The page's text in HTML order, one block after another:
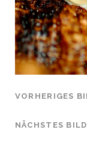
VORHERIGES
NÄCHSTES BILD